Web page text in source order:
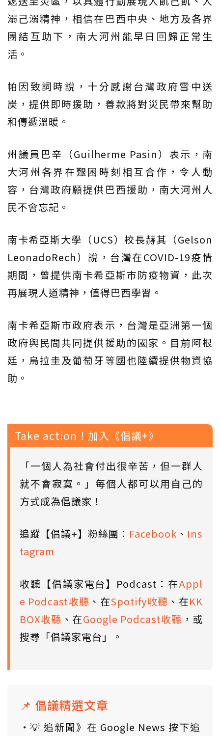
溺己溺精神，相信在巴西中央、地方及各界
團結互助下，南大河州能早日回歸正常生
活。
帕因致詞時說，十分感謝台灣政府雪中送
炭，提供即時援助，善款將對災民帶來幫助
和傳遞溫暖。
州議員巴辛（Guilherme Pasin）表示，南
大河州各界在艱困時刻相互合作，令人動
容，台灣政府願提供巴西援助，南大河州人
民不會忘記。
南卡希亞斯大學（UCS）校長赫其（Gelson
LeonadoRech）說，台灣在COVID-19疫情
期間，曾提供南卡希亞斯市防疫物資，此次
再展現人道精神，值得巴西學習。
南卡希亞斯市政府表示，台灣是亞洲第一個
政府與民間共同提供援助的國家。目前阿根
廷，烏拉圭及葡萄牙等國也陸續提供物資協
助。
Take action！加入《倡議+》
「一個人為社會付出很辛苦，但一群人
就不會寂寞。」每個人都可以用自己的
方式成為倡議家！
追蹤【倡議+】粉絲團： Facebook 、 Ins
tagram
收聽【倡議家電台】Podcast：在Appl
e Podcast收聽 、在Spotify收聽 、在KK
BOX收聽 、在Google Podcast收聽 ，或
搜尋「倡議家電台」。
📌 倡議精選文章
💡 追新聞》在 Google News 按下追